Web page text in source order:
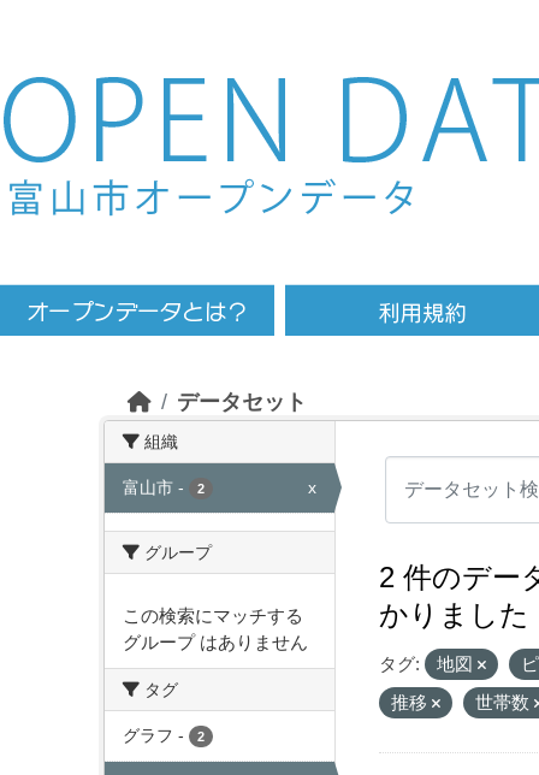
Skip to main content
データセット
組織
富山市 - 2 x
グループ
この検索にマッチする
グループ はありません
タグ
グラフ - 2
2 件のデー
かりました
タグ: 地図
推移
世帯数